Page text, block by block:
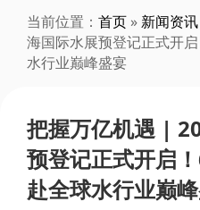
当前位置： 首页 » 新闻资讯
海国际水展预登记正式开
水行业巅峰盛宴
把握万亿机遇 |
预登记正式开启
赴全球水行业巅